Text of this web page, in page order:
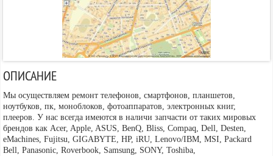
ОПИСАНИЕ
Мы осуществляем ремонт телефонов, смартфонов, планшетов,
ноутбуков, пк, моноблоков, фотоаппаратов, электронных книг,
плееров. У нас всегда имеются в наличи запчасти от таких мировых
брендов как Acer, Apple, ASUS, BenQ, Bliss, Compaq, Dell, Desten,
eMachines, Fujitsu, GIGABYTE, HP, iRU, Lenovo/IBM, MSI, Packard
Bell, Panasonic, Roverbook, Samsung, SONY, Toshiba,